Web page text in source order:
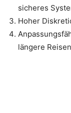
sicheres
Hoher
längere